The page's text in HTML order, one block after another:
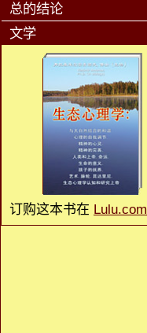
总的结论
文学
订购这本书在 Lulu.com